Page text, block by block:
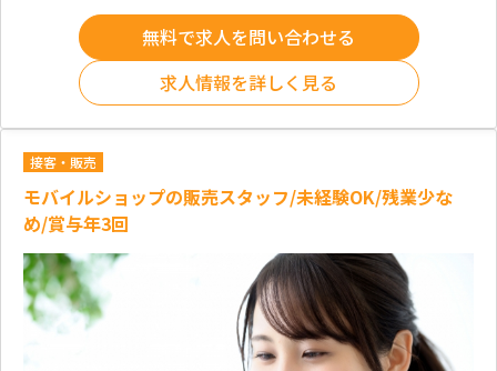
無料で求人を問い合わせる
求人情報を詳しく見る
接客・販売
モバイルショップの販売スタッフ/未経験OK/残業少な
め/賞与年3回